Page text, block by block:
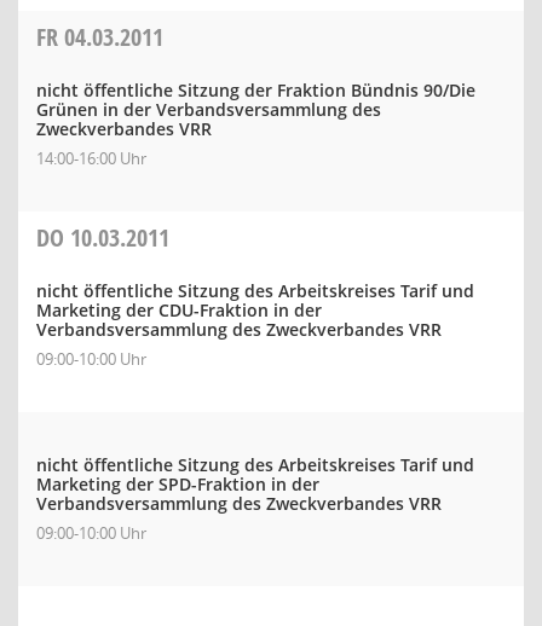
FR04.03.2011
nicht öffentliche Sitzung der Fraktion Bündnis 90/Die
Grünen in der Verbandsversammlung des
Zweckverbandes VRR
14:00-16:00 Uhr
DO 10.03.2011
nicht öffentliche Sitzung des Arbeitskreises Tarif und
Marketing der CDU-Fraktion in der
Verbandsversammlung des Zweckverbandes VRR
09:00-10:00 Uhr
nicht öffentliche Sitzung des Arbeitskreises Tarif und
Marketing der SPD-Fraktion in der
Verbandsversammlung des Zweckverbandes VRR
09:00-10:00 Uhr